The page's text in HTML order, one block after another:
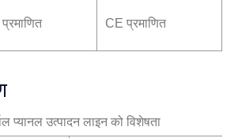
CE प्रमाणित
प्यानल उत्पादन लाइन को विशेषता